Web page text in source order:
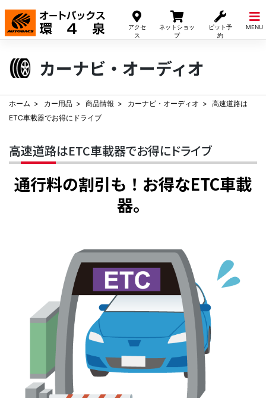
アクセ
ス
ネットショッ
プ
ピット予
約
MENU
Skip
content
カーナビ・オーディオ
ホーム カー用品 商品情報 カーナビ・オーディオ
高速道路は
ETC車載器でお得にドライブ
高速道路はETC車載器でお得にドライブ
通行料の割引も！お得なETC車載
器。